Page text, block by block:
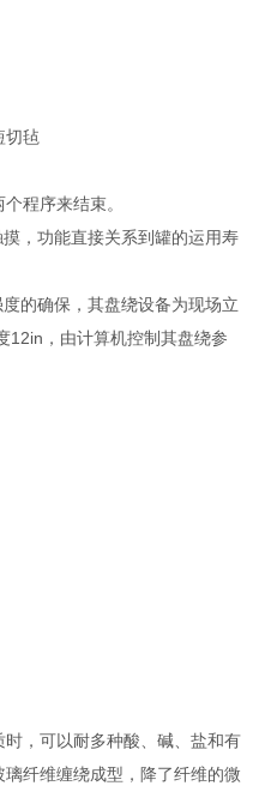
切毡
程序来结束。
，功能直接关系到罐的运用寿
的确保，其盘绕设备为现场立
12in，由计算机控制其盘绕参
，可以耐多种酸、碱、盐和有
纤维缠绕成型，降了纤维的微